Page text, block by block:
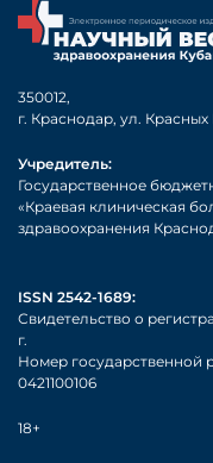
350012,
г. Краснодар, ул.
Учредитель:
Государственное
«Краевая клиническая
здравоохранения
ISSN 2542-1689:
Свидетельство о
г.
Номер государственной
0421100106
18+